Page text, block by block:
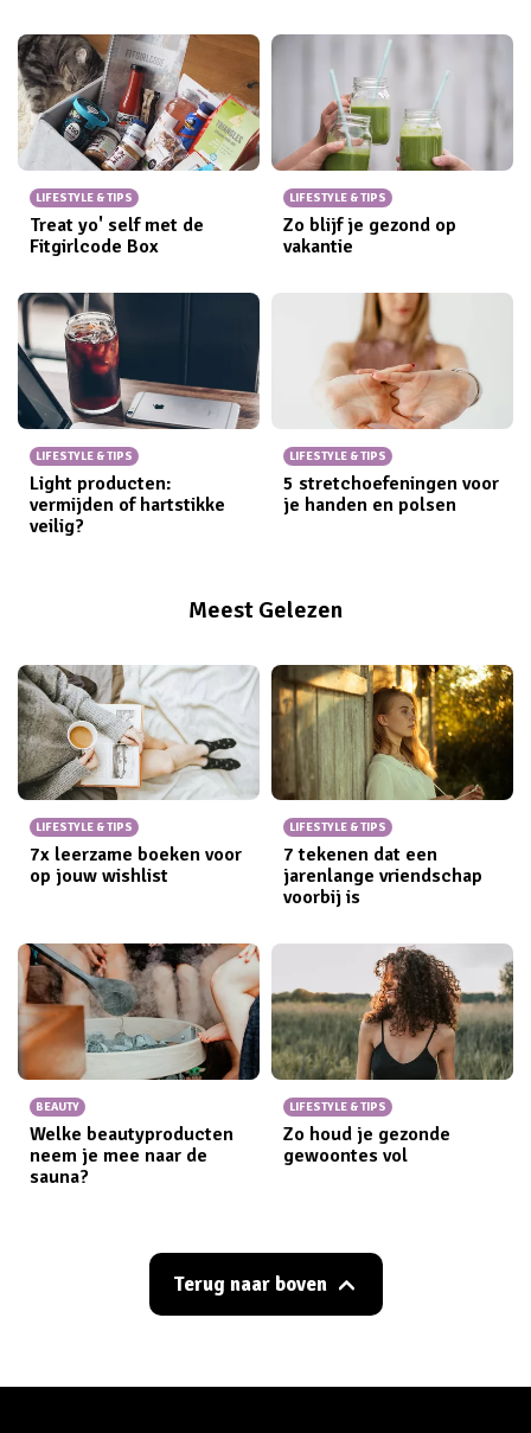
LIFESTYLE & TIPS
Treat yo' self met de
Fitgirlcode Box
LIFESTYLE & TIPS
Zo blijf je gezond op
vakantie
LIFESTYLE & TIPS
Light producten:
vermijden of hartstikke
veilig?
LIFESTYLE & TIPS
5 stretchoefeningen voor
je handen en polsen
Meest Gelezen
LIFESTYLE & TIPS
7x leerzame boeken voor
op jouw wishlist
LIFESTYLE & TIPS
7 tekenen dat een
jarenlange vriendschap
voorbij is
BEAUTY
Welke beautyproducten
neem je mee naar de
sauna?
LIFESTYLE & TIPS
Zo houd je gezonde
gewoontes vol
Terug naar boven